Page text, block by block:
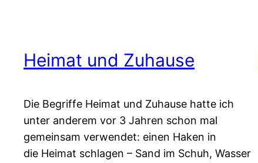
Heimat und Zuhause
Die Begriffe Heimat und Zuhause hatte ich
unter anderem vor 3 Jahren schon mal
gemeinsam verwendet: einen Haken in
die Heimat schlagen – Sand im Schuh, Wasser